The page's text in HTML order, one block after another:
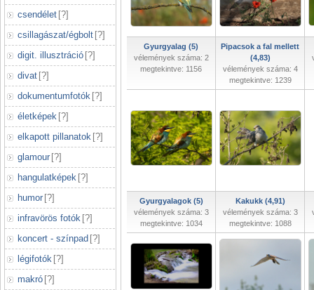
csendélet [?]
csillagászat/égbolt [?]
digit. illusztráció [?]
divat [?]
dokumentumfotók [?]
életképek [?]
elkapott pillanatok [?]
glamour [?]
hangulatképek [?]
humor [?]
infravörös fotók [?]
koncert - színpad [?]
légifotók [?]
makró [?]
Gyurgyalag (5)
vélemények száma: 2
megtekintve: 1156
Pipacsok a fal mellett
(4,83)
vélemények száma: 4
megtekintve: 1239
Gyurgyalagok (5)
vélemények száma: 3
megtekintve: 1034
Kakukk (4,91)
vélemények száma: 3
megtekintve: 1088